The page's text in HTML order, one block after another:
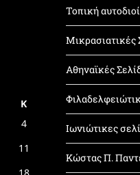
Κ
4
11
18
Τοπική
Μικρασιατικές
Αθηναϊκές
Ιωνιώτικες
Κώστας Π.